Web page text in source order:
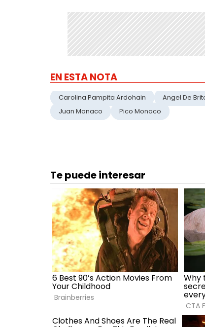
EN ESTA NOTA
Carolina Pampita Ardohain Angel De
Juan Monaco
Pico Monaco